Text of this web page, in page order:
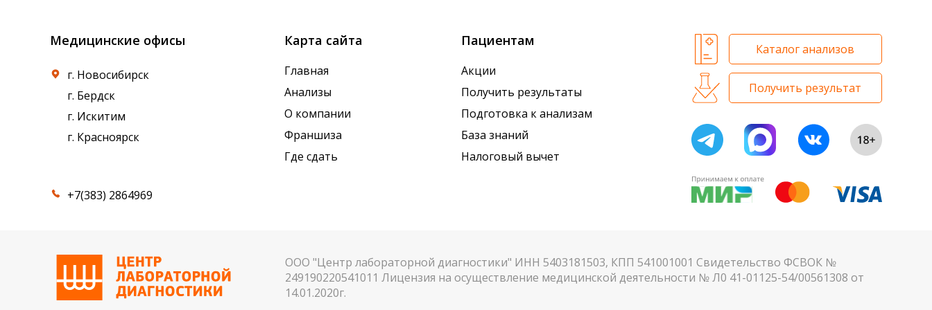
Медицинские офисы
г. Новосибирск
г. Бердск
г. Искитим
г. Красноярск
+7(383) 2864969
Карта сайта
Главная
Анализы
О компании
Франшиза
Где сдать
Пациентам
Акции
Получить результаты
Подготовка к анализам
База знаний
Налоговый вычет
Каталог анализов
Получить результат
ООО "Центр лабораторной диагностики" ИНН 5403181503, КПП 541001001 Свидетельство ФСВОК №
249190220541011 Лицензия на осуществление медицинской деятельности № Л0 41-01125-54/00561308 от
14.01.2020г.